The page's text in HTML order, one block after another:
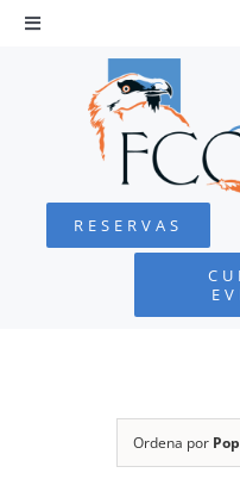
Saltar
Toggle
Navigation
QUEBRANTAHUESOS
FUNDACIÓN
RESERVAS
Ordena por